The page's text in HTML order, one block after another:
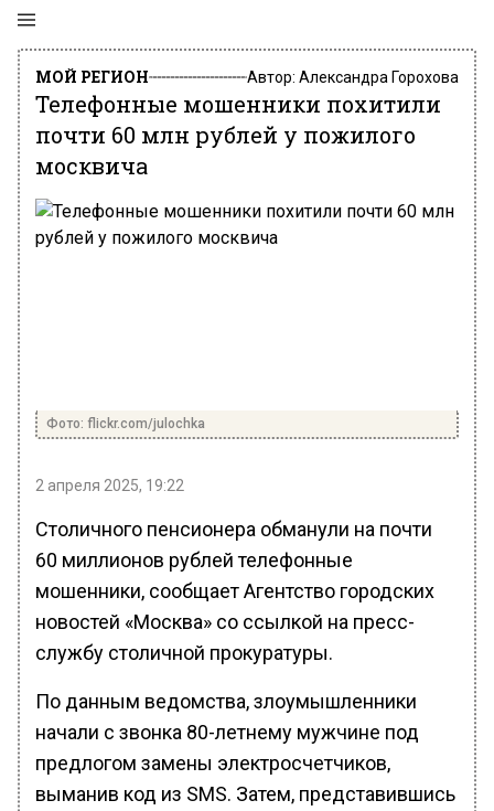
МОЙ РЕГИОН Автор: Александра Горохова
Телефонные мошенники похитили
почти 60 млн рублей у пожилого
москвича
Фото: flickr.com/julochka
2 апреля 2025, 19:22
Столичного пенсионера обманули на почти
60 миллионов рублей телефонные
мошенники, сообщает Агентство городских
новостей «Москва» со ссылкой на пресс-
службу столичной прокуратуры.
По данным ведомства, злоумышленники
начали с звонка 80-летнему мужчине под
предлогом замены электросчетчиков,
выманив код из SMS. Затем, представившись